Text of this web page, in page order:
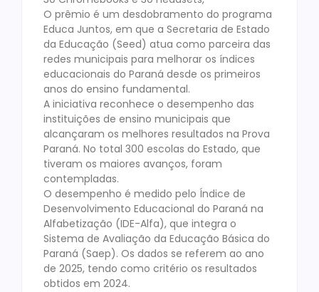
O prêmio é um desdobramento do programa
Educa Juntos, em que a Secretaria de Estado
da Educação (Seed) atua como parceira das
redes municipais para melhorar os índices
educacionais do Paraná desde os primeiros
anos do ensino fundamental.
A iniciativa reconhece o desempenho das
instituições de ensino municipais que
alcançaram os melhores resultados na Prova
Paraná. No total 300 escolas do Estado, que
tiveram os maiores avanços, foram
contempladas.
O desempenho é medido pelo Índice de
Desenvolvimento Educacional do Paraná na
Alfabetização (IDE-Alfa), que integra o
Sistema de Avaliação da Educação Básica do
Paraná (Saep). Os dados se referem ao ano
de 2025, tendo como critério os resultados
obtidos em 2024.